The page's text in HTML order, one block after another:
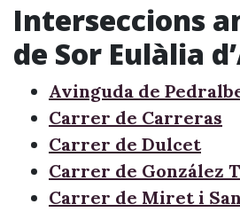
Interseccions
de Sor Eulàlia
Avinguda de
Carrer de Carreras
Carrer de Dulcet
Carrer de González
Carrer de Miret i